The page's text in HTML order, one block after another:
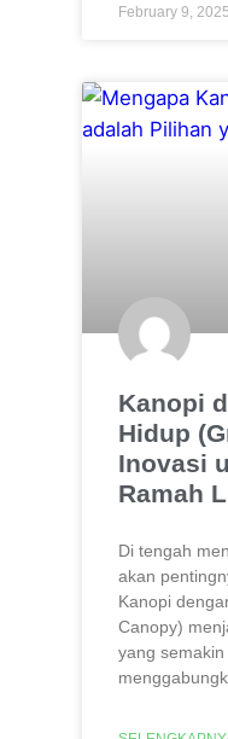
February 9, 2025
Kanopi
Hidup
Inovasi
Ramah
Di tengah
akan
Kanopi
Canopy)
yang